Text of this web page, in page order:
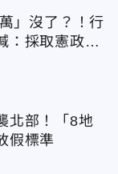
」沒了？！行
：採取憲政作
北部！「8地
假標準